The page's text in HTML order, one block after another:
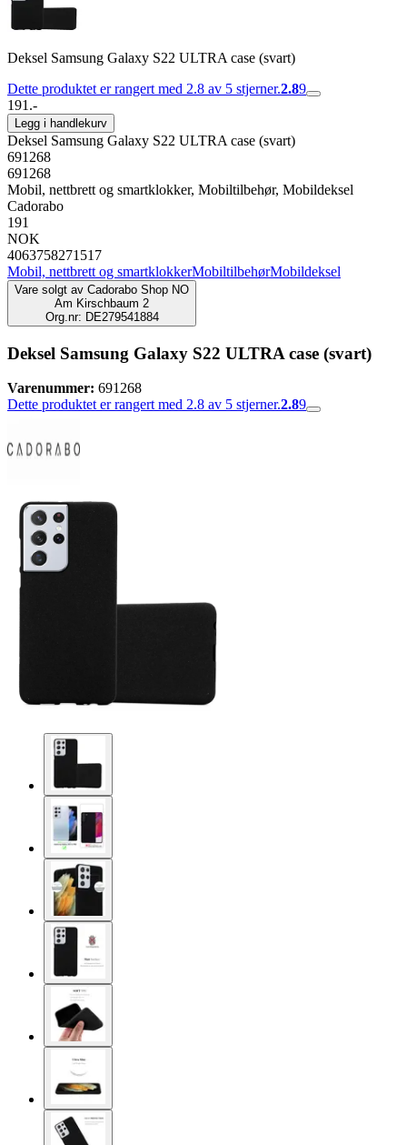
Deksel Samsung Galaxy S22 ULTRA case (svart)
Dette produktet er rangert med 2.8 av 5 stjerner.2.89
191.-
Legg i handlekurv
Deksel Samsung Galaxy S22 ULTRA case (svart)
691268
691268
Mobil, nettbrett og smartklokker, Mobiltilbehør, Mobildeksel
Cadorabo
191
NOK
4063758271517
Mobil, nettbrett og smartklokkerMobiltilbehørMobildeksel
Vare solgt av Cadorabo Shop NO
Am Kirschbaum 2
Org.nr: DE279541884
Deksel Samsung Galaxy S22 ULTRA case (svart)
Varenummer: 691268
Dette produktet er rangert med 2.8 av 5 stjerner.2.89